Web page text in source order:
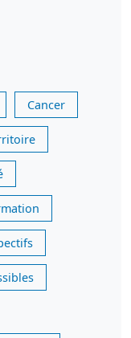
Cancer